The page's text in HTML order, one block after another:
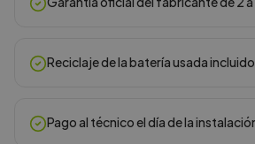
Reciclaje de la batería usada incluido
Pago al técnico el día de la